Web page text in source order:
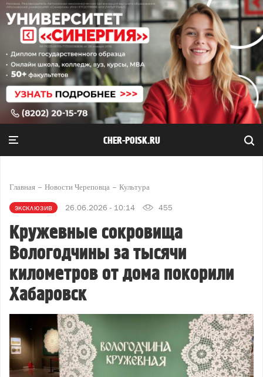
CHER-POISK.RU
Главная Новости Череповца Культура
эксклюзив 26.06.2026 - 10:14 455
Кружевные сокровища
Вологодчины за тысячи
километров от дома покорили
Хабаровск